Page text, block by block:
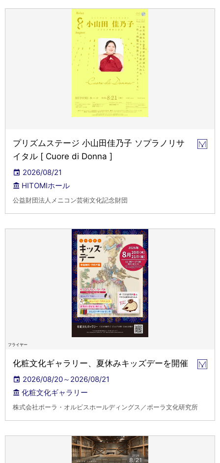
プリズムステージ 小山田佳乃子 ソプラノリサ
イタル [ Cuore di Donna ]
2026/08/21
HITOMIホール
公益財団法人メニコン芸術文化記念財団
フライヤー
化粧文化ギャラリー、夏休みキッズデーを開催
2026/08/20～2026/08/21
化粧文化ギャラリー
株式会社ポーラ・オルビスホールディングス／ポーラ文化研究所